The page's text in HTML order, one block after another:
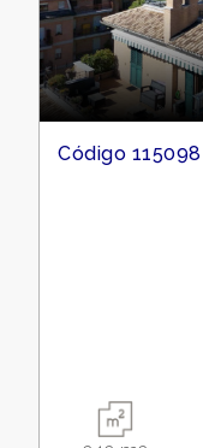
Código 115098